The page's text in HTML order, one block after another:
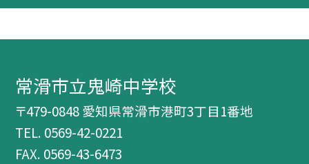
常滑市立鬼崎中学校
〒479-0848 愛知県常滑市港町3丁目1番地
TEL. 0569-42-0221
FAX. 0569-43-6473